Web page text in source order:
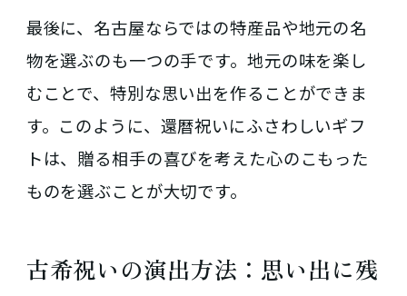
最後に、名古屋ならではの特産品や地元の名
物を選ぶのも一つの手です。地元の味を楽し
むことで、特別な思い出を作ることができま
す。このように、還暦祝いにふさわしいギフ
トは、贈る相手の喜びを考えた心のこもった
ものを選ぶことが大切です。
古希祝いの演出方法：思い出に残